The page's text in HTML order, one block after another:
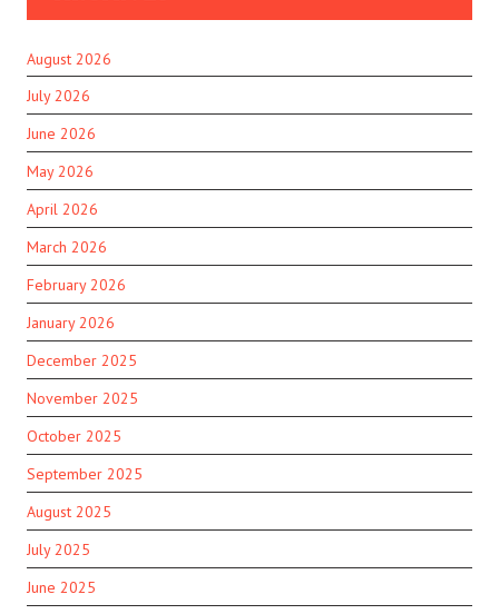
August 2026
July 2026
June 2026
May 2026
April 2026
March 2026
February 2026
January 2026
December 2025
November 2025
October 2025
September 2025
August 2025
July 2025
June 2025